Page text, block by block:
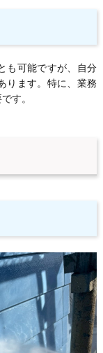
も可能ですが、自分
ります。特に、業務
す。